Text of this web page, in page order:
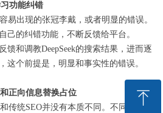
功能纠错
易出现的张冠李戴，或者明显的错误。
己的纠错功能，不断反馈给平台。
反馈和调教DeepSeek的搜索结果，进而逐
这个前提是，明显和事实性的错误。
正向信息替换占位
传统SEO并没有本质不同。不同的是，
ꁸ